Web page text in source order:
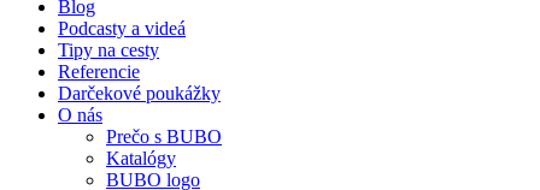
Blog
Podcasty a videá
Tipy na cesty
Referencie
Darčekové poukážky
O nás
Prečo s BUBO
Katalógy
BUBO logo